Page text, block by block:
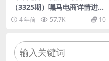
（3325期）嘿马电商详情进阶
实训班，打造让用户无法拒绝
的产品图（12节课）
4 年前 57.7K 10